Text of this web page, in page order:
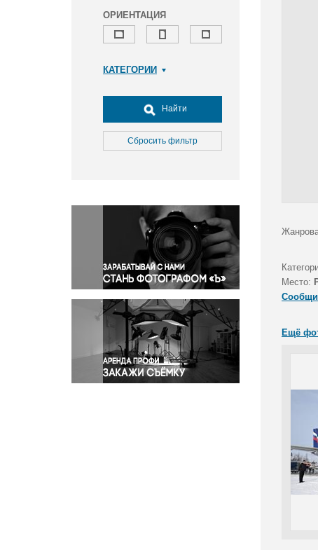
ОРИЕНТАЦИЯ
КАТЕГОРИИ
Досуг, туризм и отдых
Культура
Медицина
Окружающая среда
Политика
Правосудие
Происшествия и конфликты
Религия
Светская жизнь
Спорт
Экология
Экономика и бизнес
Найти
Сбросить фильтр
Место:
Ещё